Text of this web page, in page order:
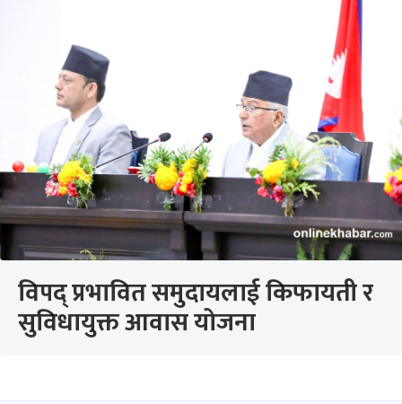
विपद् प्रभावित समुदायलाई किफायती र
सुविधायुक्त आवास योजना